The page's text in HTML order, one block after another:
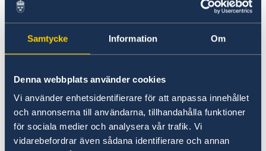
Samtycke Information Om
Denna webbplats använder cookies
Vi använder enhetsidentifierare för att anpassa innehållet
och annonserna till användarna, tillhandahålla funktioner
för sociala medier och analysera vår trafik. Vi
vidarebefordrar även sådana identifierare och annan
belopp (kan vara en större summa pengar). Det
fungerar som en slags säkerhet för att
personen verkligen kommer att infinna sig till
rättegången.
Du kan inte låna pengar av ambassaden för att
betala borgen eller böter.
Häkten och fängelser utomlands